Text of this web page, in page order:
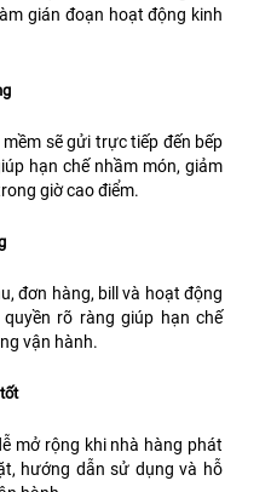
gián đoạn hoạt động kinh
sẽ gửi trực tiếp đến bếp
hạn chế nhầm món, giảm
giờ cao điểm.
đơn hàng, bill và hoạt động
rõ ràng giúp hạn chế
vận hành.
mở rộng khi nhà hàng phát
hướng dẫn sử dụng và hỗ